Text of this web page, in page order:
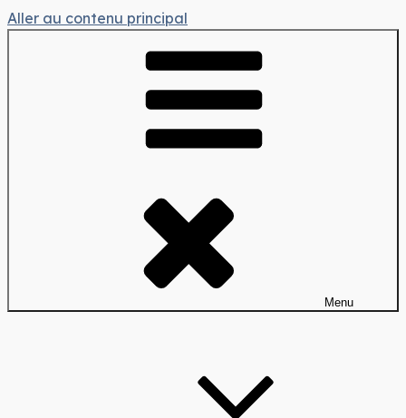
Aller au contenu principal
Menu